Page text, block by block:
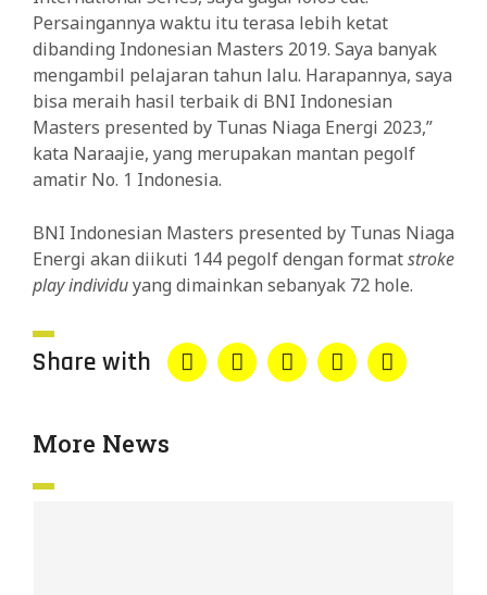
Persaingannya waktu itu terasa lebih ketat
dibanding Indonesian Masters 2019. Saya banyak
mengambil pelajaran tahun lalu. Harapannya, saya
bisa meraih hasil terbaik di BNI Indonesian
Masters presented by Tunas Niaga Energi 2023,”
kata Naraajie, yang merupakan mantan pegolf
amatir No. 1 Indonesia.
BNI Indonesian Masters presented by Tunas Niaga
Energi akan diikuti 144 pegolf dengan formatstroke
play individuyang dimainkan sebanyak 72 hole.
Share with
More News